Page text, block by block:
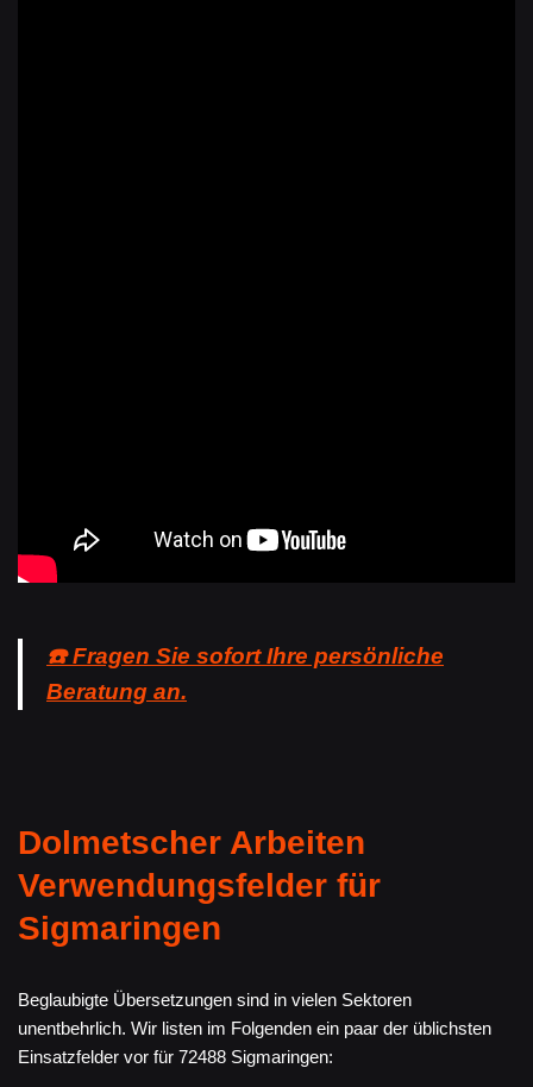
☎️ Fragen Sie sofort Ihre persönliche
Beratung an.
Dolmetscher Arbeiten
Verwendungsfelder für
Sigmaringen
Beglaubigte Übersetzungen sind in vielen Sektoren
unentbehrlich. Wir listen im Folgenden ein paar der üblichsten
Einsatzfelder vor für 72488 Sigmaringen: